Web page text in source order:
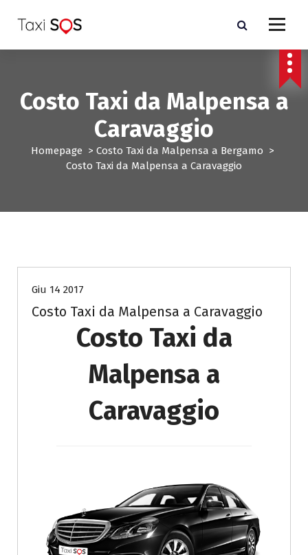
a
Costo Taxi da Malpensa a
Caravaggio
Homepage > Costo Taxi da Malpensa a Bergamo >
Costo Taxi da Malpensa a Caravaggio
Giu 14 2017
Costo Taxi da Malpensa a Caravaggio
Costo Taxi da
Malpensa a
Caravaggio